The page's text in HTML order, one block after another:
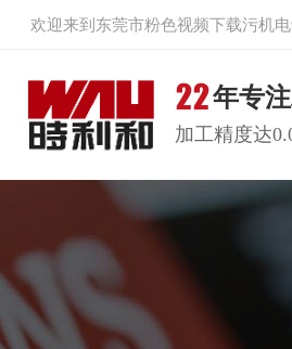
欢迎来到东莞市粉色视频下载污机电设
年专
加工精度达